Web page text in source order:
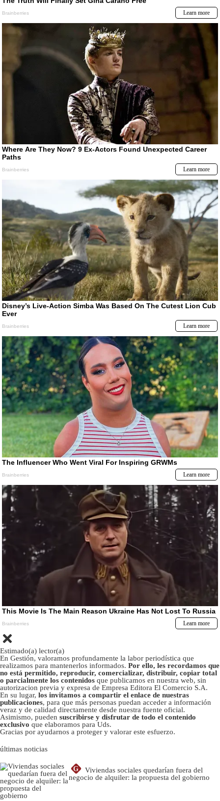
Estimado(a) lector(a)
En Gestión, valoramos profundamente la labor periodística que
realizamos para mantenerlos informados. Por ello, les recordamos que
no está permitido, reproducir, comercializar, distribuir, copiar total
o parcialmente los contenidos que publicamos en nuestra web, sin
autorizacion previa y expresa de Empresa Editora El Comercio S.A.
En su lugar, los invitamos a compartir el enlace de nuestras
publicaciones, para que más personas puedan acceder a información
veraz y de calidad directamente desde nuestra fuente oficial.
Asimismo, pueden suscribirse y disfrutar de todo el contenido
exclusivo que elaboramos para Uds.
Gracias por ayudarnos a proteger y valorar este esfuerzo.
últimas noticias
G
Viviendas sociales quedarían fuera del
negocio de alquiler: la propuesta del gobierno